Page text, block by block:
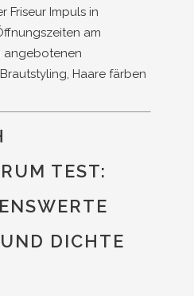
Friseur Impuls in
am
angebotenen
Haare färben
TEST:
DICHTE